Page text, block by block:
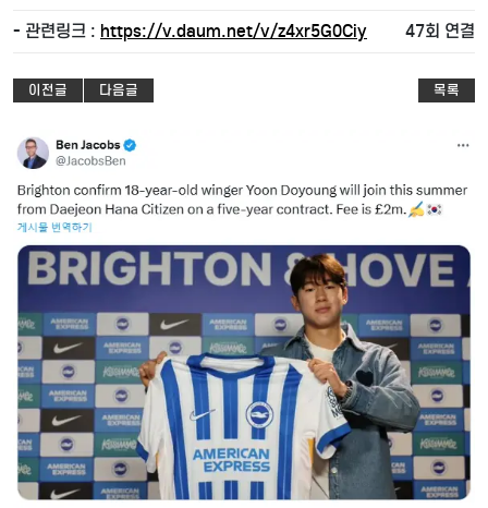
- 관련링크 : https://v.daum.net/v/z4xr5G0Ciy 47회 연결
이전글 다음글 목록